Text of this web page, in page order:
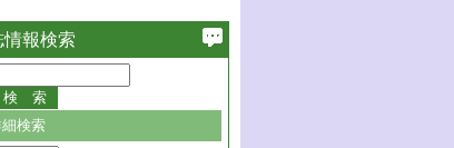
情報検索
検索